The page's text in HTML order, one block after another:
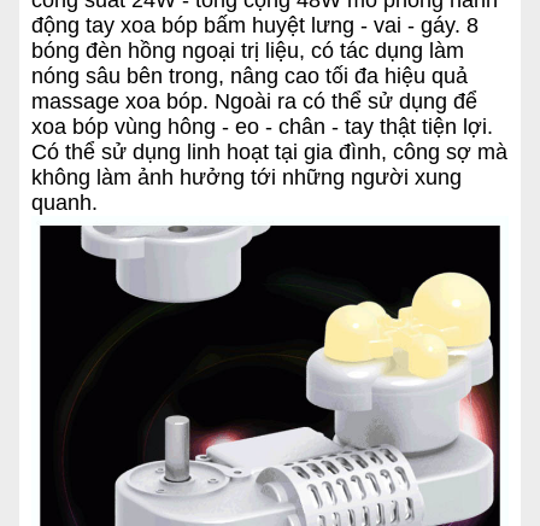
động tay xoa bóp bấm huyệt lưng - vai - gáy. 8
bóng đèn hồng ngoại trị liệu, có tác dụng làm
nóng sâu bên trong, nâng cao tối đa hiệu quả
massage xoa bóp. Ngoài ra có thể sử dụng để
xoa bóp vùng hông - eo - chân - tay thật tiện lợi.
Có thể sử dụng linh hoạt tại gia đình, công sợ mà
không làm ảnh hưởng tới những người xung
quanh.